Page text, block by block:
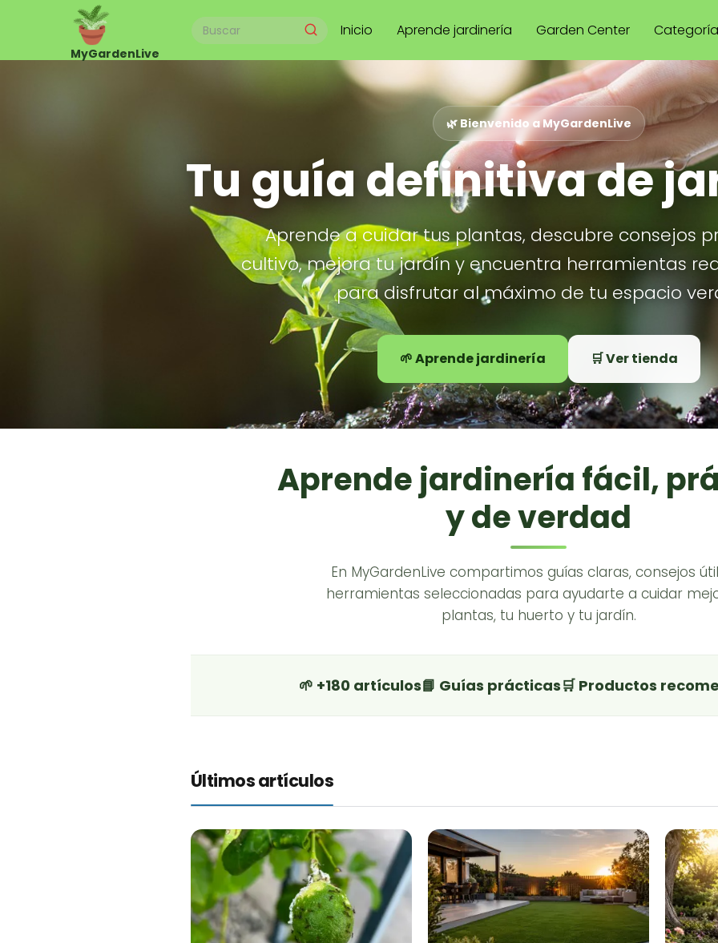
Inicio Aprende jardinería Garden Center
🌿 Bienvenido a MyGardenLive
Tu guía definitiva de
Aprende a cuidar tus plantas, descubre consejos
cultivo, mejora tu jardín y encuentra herramientas
para disfrutar al máximo de tu espacio
🌱 Aprende jardinería 🛒 Ver tienda
Aprende jardinería fácil,
y de verdad
En MyGardenLive compartimos guías claras, consejos
herramientas seleccionadas para ayudarte a cuidar
plantas, tu huerto y tu jardín.
🌱 +180 artículos📘 Guías prácticas🛒 Productos
Últimos artículos